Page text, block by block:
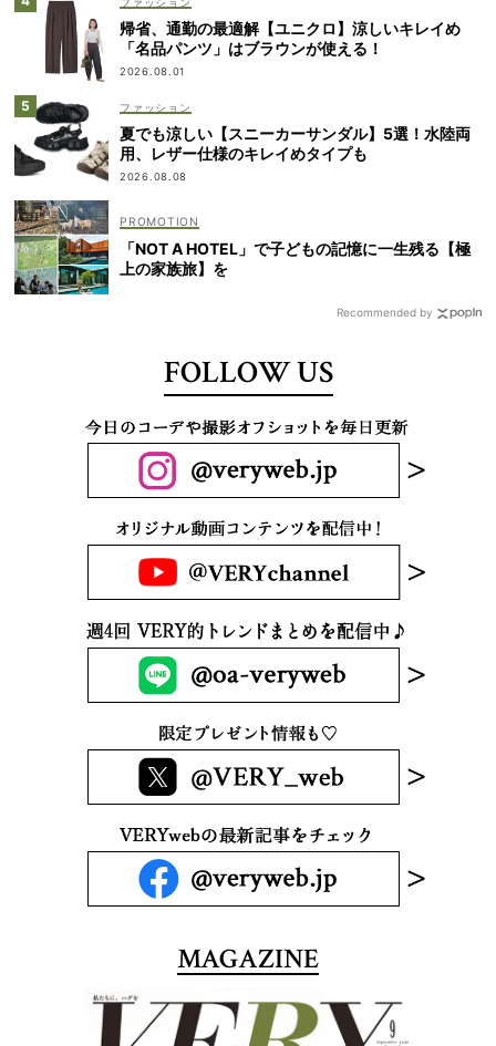
帰省、通勤の最適解【ユニクロ】涼しいキレイめ
「名品パンツ」はブラウンが使える！
2026.08.01
ファッション
夏でも涼しい【スニーカーサンダル】5選！水陸両
用、レザー仕様のキレイめタイプも
2026.08.08
「NOT A HOTEL」で子どもの記憶に一生残る【極
上の家族旅】を
Recommended by
FOLLOW US
MAGAZINE